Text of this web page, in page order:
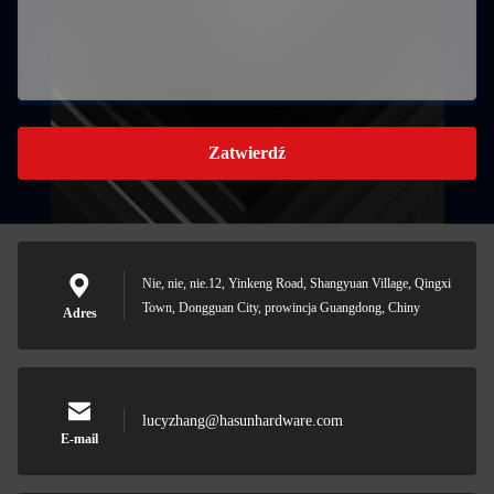
Zatwierdź
Adres
Nie, nie, nie.12, Yinkeng Road, Shangyuan Village, Qingxi
Town, Dongguan City, prowincja Guangdong, Chiny
E-mail
lucyzhang@hasunhardware.com